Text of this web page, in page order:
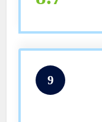
9